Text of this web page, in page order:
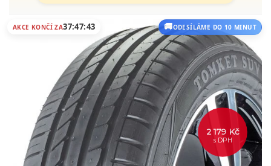
AKCE KONČÍ ZA37:47:43 ODESÍLÁME DO 10 MINUT
2 179 Kč
s DPH